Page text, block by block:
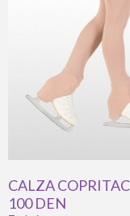
CALZA
100 DEN